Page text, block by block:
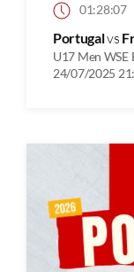
01:28:07
Portugalvs
U17 Men WSE
24/07/2025